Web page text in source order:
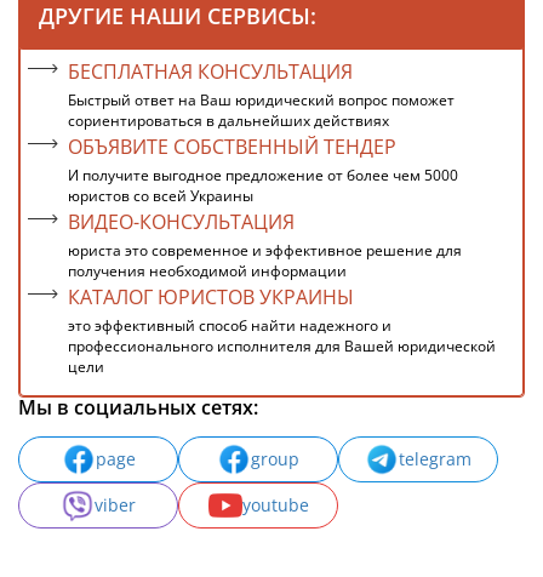
ДРУГИЕ НАШИ СЕРВИСЫ:
БЕСПЛАТНАЯ КОНСУЛЬТАЦИЯ
Быстрый ответ на Ваш юридический вопрос поможет
сориентироваться в дальнейших действиях
ОБЪЯВИТЕ СОБСТВЕННЫЙ ТЕНДЕР
И получите выгодное предложение от более чем 5000
юристов со всей Украины
ВИДЕО-КОНСУЛЬТАЦИЯ
юриста это современное и эффективное решение для
получения необходимой информации
КАТАЛОГ ЮРИСТОВ УКРАИНЫ
это эффективный способ найти надежного и
профессионального исполнителя для Вашей юридической
цели
Мы в социальных сетях:
page group
telegram
viber
youtube